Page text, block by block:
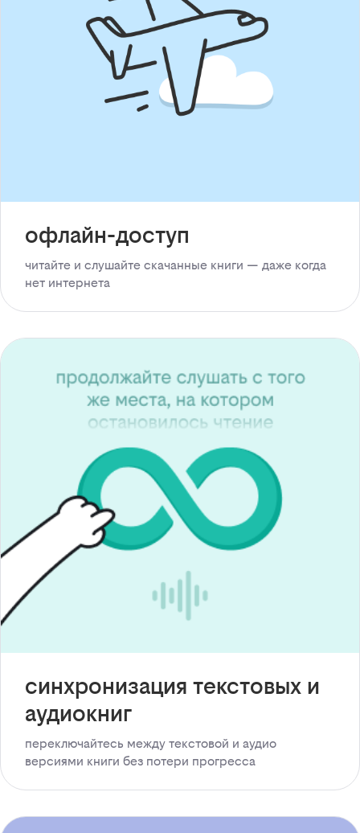
офлайн-доступ
читайте и слушайте скачанные книги — даже когда
нет интернета
синхронизация текстовых и
аудиокниг
переключайтесь между текстовой и аудио
версиями книги без потери прогресса